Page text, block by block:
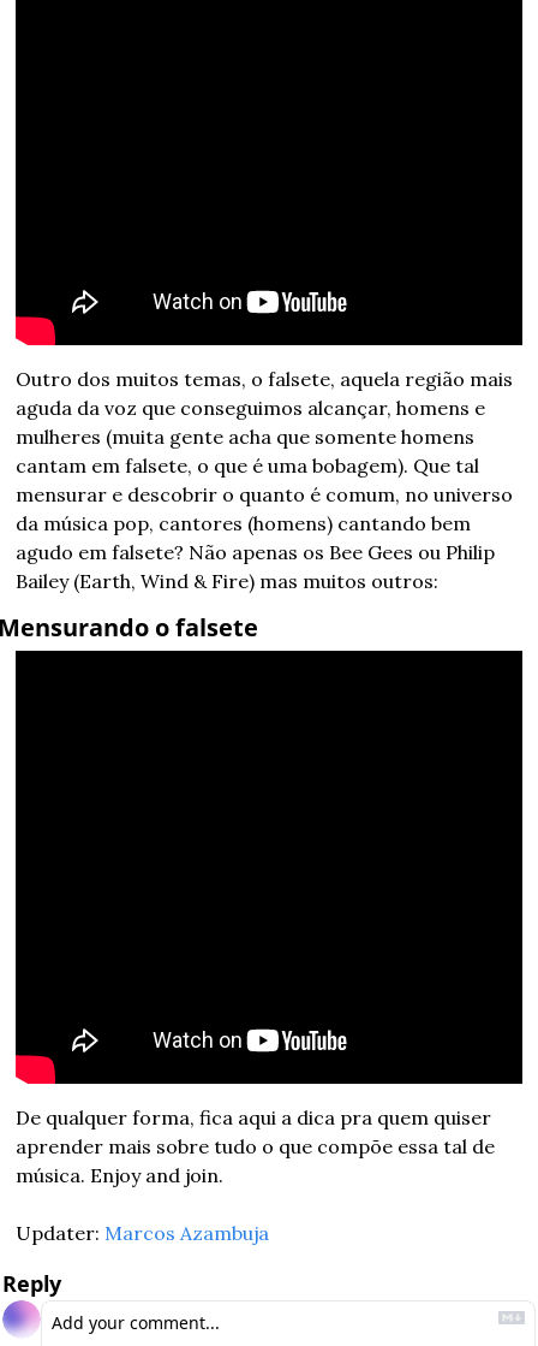
Outro dos muitos temas, o falsete, aquela região mais
aguda da voz que conseguimos alcançar, homens e
mulheres (muita gente acha que somente homens
cantam em falsete, o que é uma bobagem). Que tal
mensurar e descobrir o quanto é comum, no universo
da música pop, cantores (homens) cantando bem
agudo em falsete? Não apenas os Bee Gees ou Philip
Bailey (Earth, Wind & Fire) mas muitos outros:
o falsete
De qualquer forma, fica aqui a dica pra quem quiser
aprender mais sobre tudo o que compõe essa tal de
música. Enjoy and join.
Updater: Marcos Azambuja
Reply